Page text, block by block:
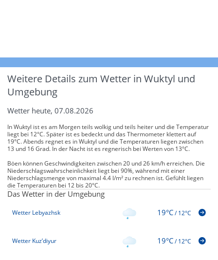
Weitere Details zum Wetter in Wuktyl und
Umgebung
Wetter heute, 07.08.2026
In Wuktyl ist es am Morgen teils wolkig und teils heiter und die Temperatur
liegt bei 12°C. Später ist es bedeckt und das Thermometer klettert auf
19°C. Abends regnet es in Wuktyl und die Temperaturen liegen zwischen
13 und 16 Grad. In der Nacht ist es regnerisch bei Werten von 13°C.
Böen können Geschwindigkeiten zwischen 20 und 26 km/h erreichen. Die
Niederschlagswahrscheinlichkeit liegt bei 90%, während mit einer
Niederschlagsmenge von maximal 4.4 l/m² zu rechnen ist. Gefühlt liegen
die Temperaturen bei 12 bis 20°C.
Das Wetter in der Umgebung
Wetter Lebyazhsk 19°C/12°C
Wetter Kuz’diyur 19°C/12°C